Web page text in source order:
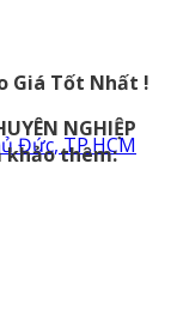
Giá Tốt Nhất !
NGHIỆP
Đức, TP.HCM
khảo thêm: